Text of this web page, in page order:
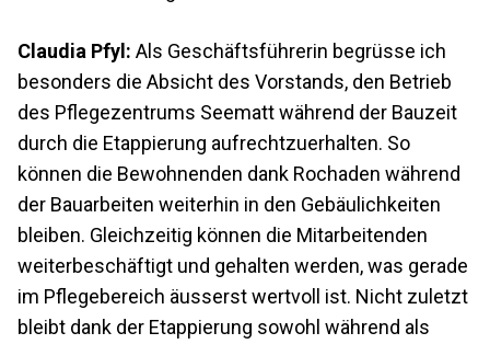
Claudia Pfyl: Als Geschäftsführerin begrüsse ich
besonders die Absicht des Vorstands, den Betrieb
des Pflegezentrums Seematt während der Bauzeit
durch die Etappierung aufrechtzuerhalten. So
können die Bewohnenden dank Rochaden während
der Bauarbeiten weiterhin in den Gebäulichkeiten
bleiben. Gleichzeitig können die Mitarbeitenden
weiterbeschäftigt und gehalten werden, was gerade
im Pflegebereich äusserst wertvoll ist. Nicht zuletzt
bleibt dank der Etappierung sowohl während als